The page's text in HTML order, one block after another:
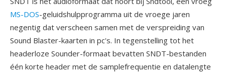
MS-DOS-geluidshulpprogramma uit de vroege jaren
negentig dat verscheen samen met de verspreiding van
Sound Blaster-kaarten in pc's. In tegenstelling tot het
headerloze Sounder-formaat bevatten SNDT-bestanden
één korte header met de samplefrequentie en datalengte